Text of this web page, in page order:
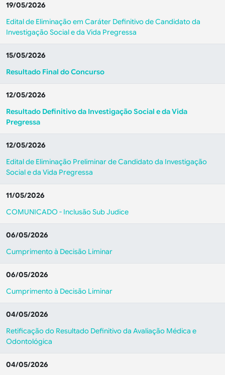
19/05/2026
Edital de Eliminação em Caráter Definitivo de Candidato da
Investigação Social e da Vida Pregressa
15/05/2026
Resultado Final do Concurso
12/05/2026
Resultado Definitivo da Investigação Social e da Vida
Pregressa
12/05/2026
Edital de Eliminação Preliminar de Candidato da Investigação
Social e da Vida Pregressa
11/05/2026
COMUNICADO - Inclusão Sub Judice
06/05/2026
Cumprimento à Decisão Liminar
06/05/2026
Cumprimento à Decisão Liminar
04/05/2026
Retificação do Resultado Definitivo da Avaliação Médica e
Odontológica
04/05/2026